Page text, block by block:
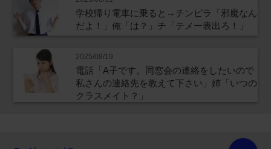
学校帰り電車に乗ると→チンピラ「邪魔なん
だよ！」俺「は？」チ「テメー表出ろ！」
2025/08/19
電話「A子です。同窓会の連絡をしたいので
私さんの連絡先を教えて下さい」姉「いつの
クラスメイト？」